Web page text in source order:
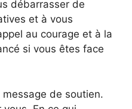
débarrasser de
et à vous
au courage et à la
si vous êtes face
message de soutien.